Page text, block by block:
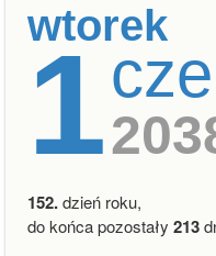
wtorek
1
152.dzień roku,
do końca pozostały 213